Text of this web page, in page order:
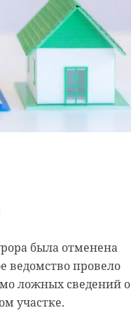
была отменена
ведомство провело
ложных сведений о
участке.
контрразведки
во втором и